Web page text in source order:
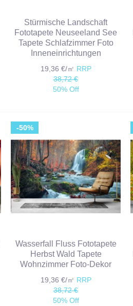
Stürmische Landschaft
Fototapete Neuseeland See
Tapete Schlafzimmer Foto
Inneneinrichtungen
19,36 €/㎡ RRP
38,72 €
50% Off
-50%
Wasserfall Fluss Fototapete
Herbst Wald Tapete
Wohnzimmer Foto-Dekor
19,36 €/㎡ RRP
38,72 €
50% Off